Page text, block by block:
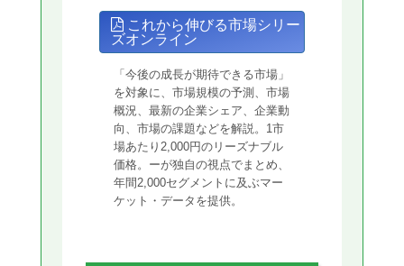
これから伸びる市場シリー
ズオンライン
「今後の成長が期待できる市場」
を対象に、市場規模の予測、市場
概況、最新の企業シェア、企業動
向、市場の課題などを解説。1市
場あたり2,000円のリーズナブル
価格。ーが独自の視点でまとめ、
年間2,000セグメントに及ぶマー
ケット・データを提供。